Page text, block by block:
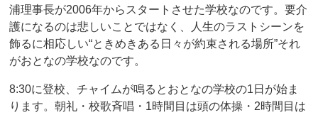
浦理事長が2006年からスタートさせた学校なのです。要介
護になるのは悲しいことではなく、人生のラストシーンを
飾るに相応しい“ときめきある日々が約束される場所”それ
がおとなの学校なのです。
8:30に登校、チャイムが鳴るとおとなの学校の1日が始ま
ります。朝礼・校歌斉唱・1時間目は頭の体操・2時間目は